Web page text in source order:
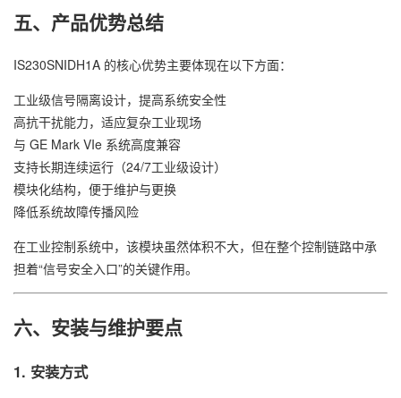
五、产品优势总结
IS230SNIDH1A 的核心优势主要体现在以下方面：
工业级信号隔离设计，提高系统安全性
高抗干扰能力，适应复杂工业现场
与 GE Mark VIe 系统高度兼容
支持长期连续运行（24/7工业级设计）
模块化结构，便于维护与更换
降低系统故障传播风险
在工业控制系统中，该模块虽然体积不大，但在整个控制链路中承
担着“信号安全入口”的关键作用。
六、安装与维护要点
1. 安装方式